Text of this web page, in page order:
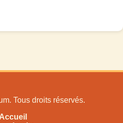
Tous droits réservés.
Accueil